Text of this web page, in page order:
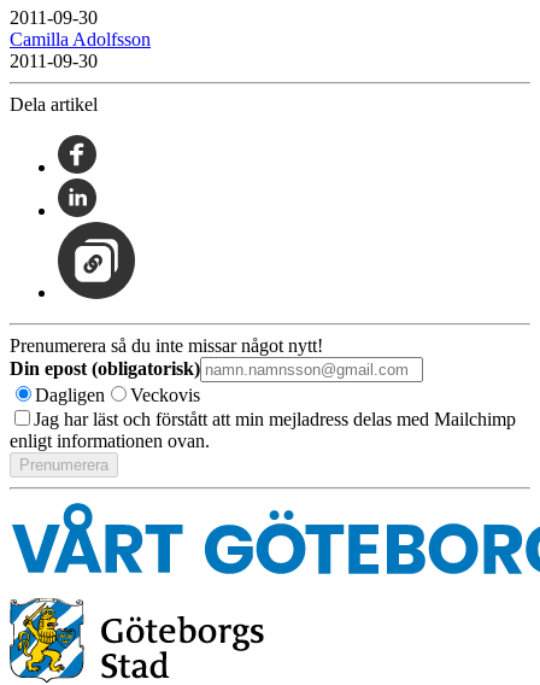
2011-09-30
Camilla Adolfsson
2011-09-30
Dela artikel
Prenumerera så du inte missar något nytt!
Din epost (obligatorisk)
Dagligen
Veckovis
Jag har läst och förstått att min mejladress delas med Mailchimp
enligt informationen ovan.